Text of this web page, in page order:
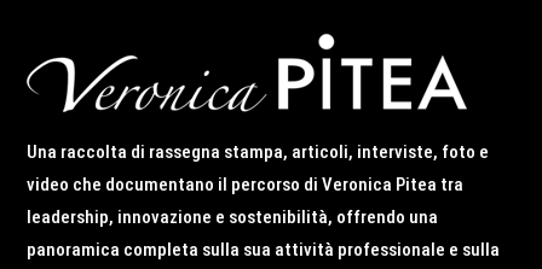
Una raccolta di rassegna stampa, articoli, interviste, foto e
video che documentano il percorso di Veronica Pitea tra
leadership, innovazione e sostenibilità, offrendo una
panoramica completa sulla sua attività professionale e sulla